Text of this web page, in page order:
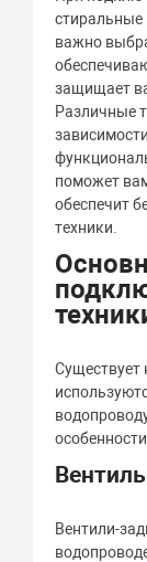
важно
защищает
Различные
поможет
обеспечит
техники.
Существует
Вентили-